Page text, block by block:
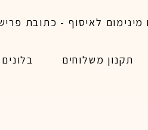
תקנון משלוחים